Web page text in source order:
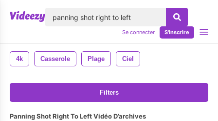
Se connecter S'inscrire
4k Casserole Plage Ciel
Filters
Panning Shot Right To Left Vidéo D’archives